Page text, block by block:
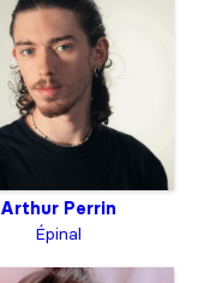
Arthur Perrin
Épinal